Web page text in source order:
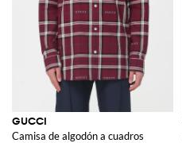
GUCCI
Camisa de algodón a cuadros